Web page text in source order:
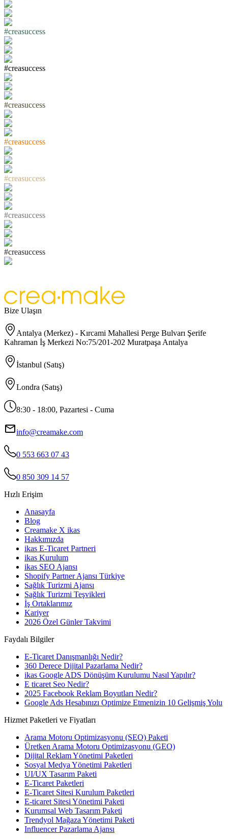
#creasuccess
#creasuccess
#creasuccess
#creasuccess
#creasuccess
#creasuccess
#creasuccess
Bize Ulaşın
Antalya (Merkez) - Kırcami Mahallesi Perge Bulvarı Şerife
Kahraman İş Merkezi No:75/201-202 Muratpaşa Antalya
İstanbul (Satış)
Londra (Satış)
8:30 - 18:00, Pazartesi - Cuma
info@creamake.com
0 553 663 07 43
0 850 309 14 57
Hızlı Erişim
Anasayfa
Blog
Creamake X ikas
Hakkımızda
ikas E-Ticaret Partneri
ikas Kurulum
ikas SEO Ajansı
Shopify Partner Ajansı Türkiye
Sağlık Turizmi Ajansı
Sağlık Turizmi Teşvikleri
İş Ortaklarımız
Kariyer
2026 Özel Günler Takvimi
Faydalı Bilgiler
E-Ticaret Danışmanlığı Nedir?
360 Derece Dijital Pazarlama Nedir?
ikas Google ADS Dönüşüm Kurulumu Nasıl Yapılır?
E ticaret Seo Nedir?
2025 Facebook Reklam Boyutları Nedir?
Google Ads Hesabınızı Optimize Etmenizin 10 Gelişmiş Yolu
Hizmet Paketleri ve Fiyatları
Arama Motoru Optimizasyonu (SEO) Paketi
Üretken Arama Motoru Optimizasyonu (GEO)
Dijital Reklam Yönetimi Paketleri
Sosyal Medya Yönetimi Paketleri
UI/UX Tasarım Paketi
E-Ticaret Paketleri
E-Ticaret Sitesi Kurulum Paketleri
E-ticaret Sitesi Yönetimi Paketi
Kurumsal Web Tasarım Paketi
Trendyol Mağaza Yönetimi Paketi
Influencer Pazarlama Ajansı